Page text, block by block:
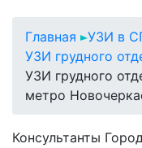
Главная УЗИ в
УЗИ грудного
УЗИ грудного
метро
Консультанты